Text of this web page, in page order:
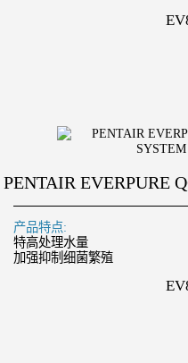
PENTAIR EVERPURE
产品特点:
特高处理水量
加强抑制细菌繁殖